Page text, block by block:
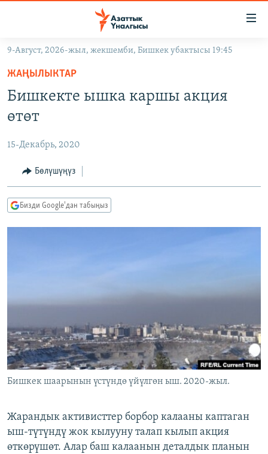
Навигацияга
өтүңүз
Издөөгө
салыңыз
ЭКОНОМИКА
МАДАНИЯТ
БОРБОР АЗИЯ
АТАЙЫН ИЛИКТӨӨ
ТВ ПРОГРАММАЛАР
ЭКСПЕРТТЕР ТАЛДАЙТ
АЗАТТЫК+
ӨЗГӨЧӨ ПИКИР
ЭЕ/АРнун бардык сайттары
9-Август, 2026-жыл, жекшемби, Бишкек убактысы 19:45
ЖАҢЫЛЫКТАР
Бишкекте ышка каршы акция
өтөт
15-Декабрь, 2020
Бөлүшүңүз
Бизди Google'дан табыңыз
Бишкек шаарынын үстүндө үйүлгөн ыш. 2020-жыл.
Жарандык активисттер борбор калааны каптаган
ыш-түтүндү жок кылууну талап кылып акция
өткөрүшөт. Алар баш калаанын деталдык планын